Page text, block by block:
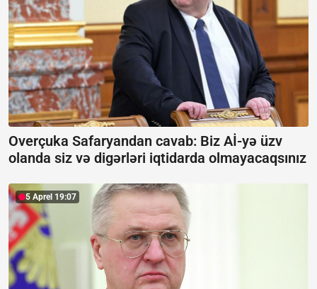
Overçuka Safaryandan cavab: Biz Aİ-yə üzv
olanda siz və digərləri iqtidarda olmayacaqsınız
5 Aprel 19:07